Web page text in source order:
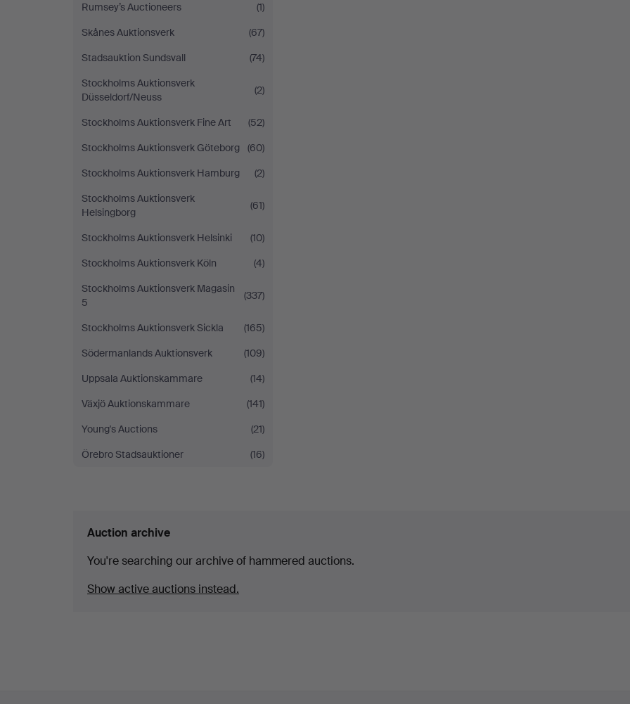
Rumsey’s Auctioneers
(1)
Skånes Auktionsverk
(67)
Stadsauktion Sundsvall
(74)
Stockholms Auktionsverk
Düsseldorf/Neuss
(2)
Stockholms Auktionsverk Fine Art
(52)
Stockholms Auktionsverk Göteborg
(60)
Stockholms Auktionsverk Hamburg
(2)
Stockholms Auktionsverk
Helsingborg
(61)
Stockholms Auktionsverk Helsinki
(10)
Stockholms Auktionsverk Köln
(4)
Stockholms Auktionsverk Magasin
5
(337)
Stockholms Auktionsverk Sickla
(165)
Södermanlands Auktionsverk
(109)
Uppsala Auktionskammare
(14)
Växjö Auktionskammare
(141)
Young's Auctions
(21)
Örebro Stadsauktioner
(16)
Auction archive
You're searching our archive of hammered auctions.
Show active auctions instead.